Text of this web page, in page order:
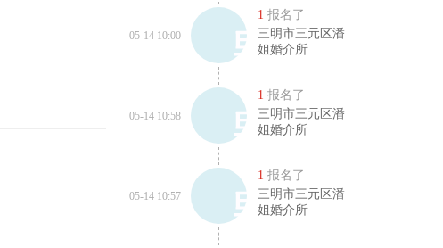
05-14 10:00
1 报名了
三明市三元区潘
姐婚介所
05-14 10:58
1 报名了
三明市三元区潘
姐婚介所
05-14 10:57
1 报名了
三明市三元区潘
姐婚介所